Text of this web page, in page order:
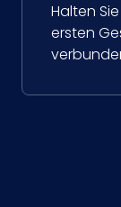
Halten
ersten